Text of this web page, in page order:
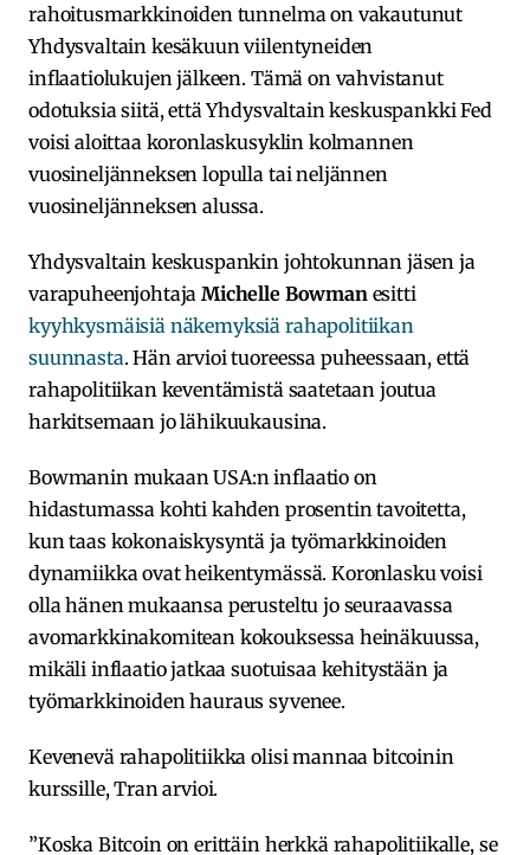
rahoitusmarkkinoiden tunnelma on vakautunut
Yhdysvaltain kesäkuun viilentyneiden
inflaatiolukujen jälkeen. Tämä on vahvistanut
odotuksia siitä, että Yhdysvaltain keskuspankki Fed
voisi aloittaa koronlaskusyklin kolmannen
vuosineljänneksen lopulla tai neljännen
vuosineljänneksen alussa.
Yhdysvaltain keskuspankin johtokunnan jäsen ja
varapuheenjohtajaMichelle Bowmanesitti
kyyhkysmäisiä näkemyksiä rahapolitiikan
suunnasta. Hän arvioi tuoreessa puheessaan, että
rahapolitiikan keventämistä saatetaan joutua
harkitsemaan jo lähikuukausina.
Bowmanin mukaan USA:n inflaatio on
hidastumassa kohti kahden prosentin tavoitetta,
kun taas kokonaiskysyntä ja työmarkkinoiden
dynamiikka ovat heikentymässä. Koronlasku voisi
olla hänen mukaansa perusteltu jo seuraavassa
avomarkkinakomitean kokouksessa heinäkuussa,
mikäli inflaatio jatkaa suotuisaa kehitystään ja
työmarkkinoiden hauraus syvenee.
Kevenevä rahapolitiikka olisi mannaa bitcoinin
kurssille, Tran arvioi.
”Koska Bitcoin on erittäin herkkä rahapolitiikalle, se